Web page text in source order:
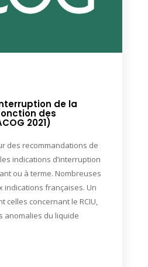
de la
des
2021)
des recommandations de
indications d’interruption
ou à terme. Nombreuses
indications françaises. Un
celles concernant le RCIU,
anomalies du liquide